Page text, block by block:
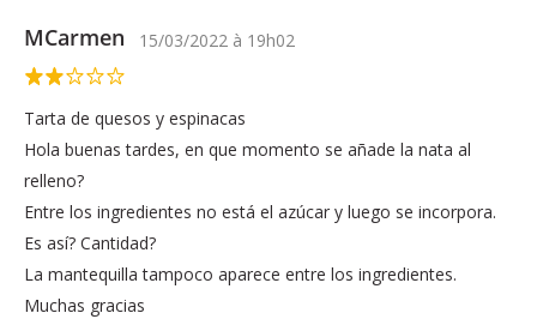
MCarmen 15/03/2022 à 19h02
Tarta de quesos y espinacas
Hola buenas tardes, en que momento se añade la nata al
relleno?
Entre los ingredientes no está el azúcar y luego se incorpora.
Es así? Cantidad?
La mantequilla tampoco aparece entre los ingredientes.
Muchas gracias